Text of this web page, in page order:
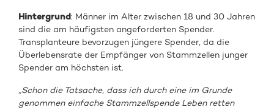
Hintergrund: Männer im Alter zwischen 18 und 30 Jahren
sind die am häufigsten angeforderten Spender.
Transplanteure bevorzugen jüngere Spender, da die
Überlebensrate der Empfänger von Stammzellen junger
Spender am höchsten ist.
„Schon die Tatsache, dass ich durch eine im Grunde
genommen einfache Stammzellspende Leben retten